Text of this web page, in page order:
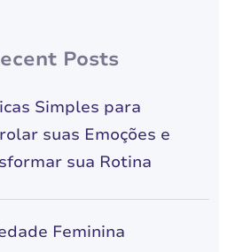
Posts
Simples para
suas Emoções e
sua Rotina
Feminina